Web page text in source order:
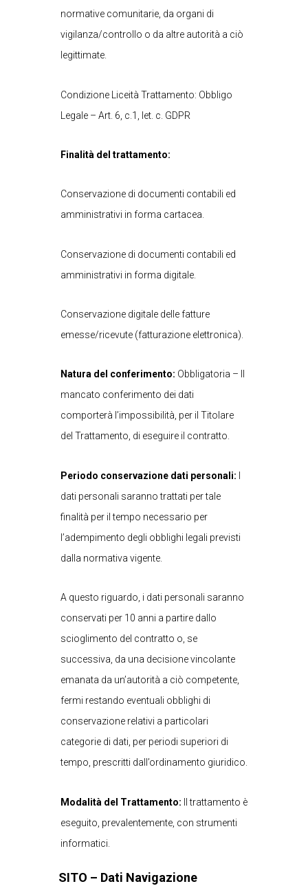
normative comunitarie, da organi di
vigilanza/controllo o da altre autorità a ciò
legittimate.
Condizione Liceità Trattamento: Obbligo
Legale – Art. 6, c.1, let. c. GDPR
Finalità del trattamento:
Conservazione di documenti contabili ed
amministrativi in forma cartacea.
Conservazione di documenti contabili ed
amministrativi in forma digitale.
Conservazione digitale delle fatture
emesse/ricevute (fatturazione elettronica).
Natura del conferimento: Obbligatoria – Il
mancato conferimento dei dati
comporterà l’impossibilità, per il Titolare
del Trattamento, di eseguire il contratto.
Periodo conservazione dati personali:
dati personali saranno trattati per tale
finalità per il tempo necessario per
l’adempimento degli obblighi legali previsti
dalla normativa vigente.
A questo riguardo, i dati personali saranno
conservati per 10 anni a partire dallo
scioglimento del contratto o, se
successiva, da una decisione vincolante
emanata da un’autorità a ciò competente,
fermi restando eventuali obblighi di
conservazione relativi a particolari
categorie di dati, per periodi superiori di
tempo, prescritti dall’ordinamento giuridico.
Modalità del Trattamento: Il trattamento è
eseguito, prevalentemente, con strumenti
informatici.
SITO – Dati Navigazione